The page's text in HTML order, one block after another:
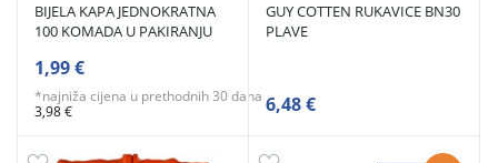
BIJELA KAPA JEDNOKRATNA
100 KOMADA U PAKIRANJU
1,99 €
*najniža cijena u prethodnih 30 dana
3,98 €
GUY COTTEN RUKAVICE BN30
PLAVE
6,48 €